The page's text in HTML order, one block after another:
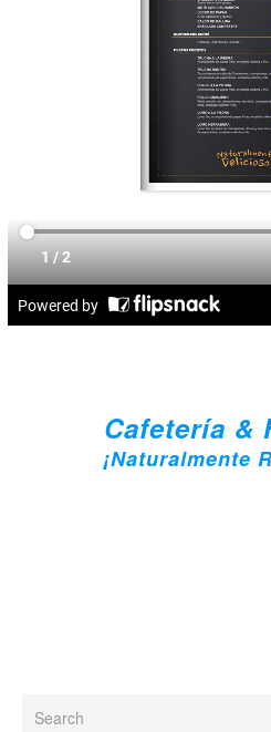
Cafetería &
¡Naturalmente